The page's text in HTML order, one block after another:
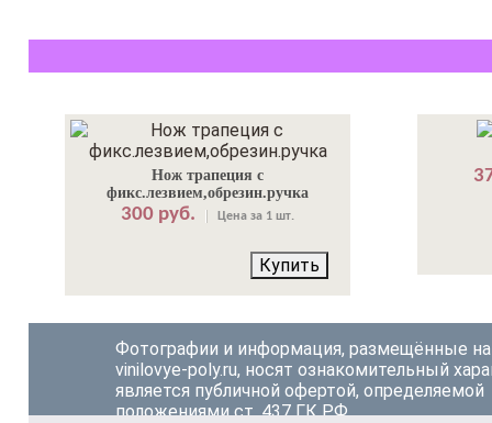
Нож трапеция с
фикс.лезвием,обрезин.ручка
300 руб. Цена за 1 шт.
Купить
Фотографии и информация, размещённые на
vinilovye-poly.ru, носят ознакомительный
является публичной офертой, определяемой
положениями ст. 437 ГК РФ.